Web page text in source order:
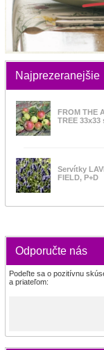
Najprezeranejšie
FROM THE
TREE 33x33
Servítky
FIELD, P+D
Odporučte nás
Podeľte sa o pozitívnu
a priateľom: